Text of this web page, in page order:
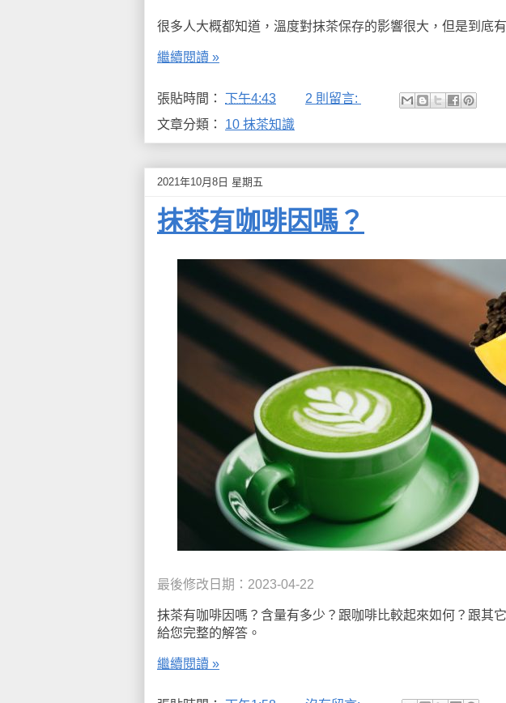
很多人大概都知道，溫度對抹茶保存的影響很大，但是到底
繼續閱讀 »
張貼時間： 下午4:43
2 則留言:
文章分類： 10 抹茶知識
2021年10月8日 星期五
抹茶有咖啡因嗎？
最後修改日期：2023-04-22
抹茶有咖啡因嗎？含量有多少？跟咖啡比較起來如何？跟其
給您完整的解答。
繼續閱讀 »